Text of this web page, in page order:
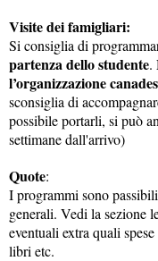
Visite dei famigliari:
Si consiglia di
partenza dello studente.
l’organizzazione
sconsiglia di
possibile portarli, si può
settimane dall'arrivo)
Quote:
I programmi sono
generali. Vedi la sezione
eventuali extra quali
libri etc.